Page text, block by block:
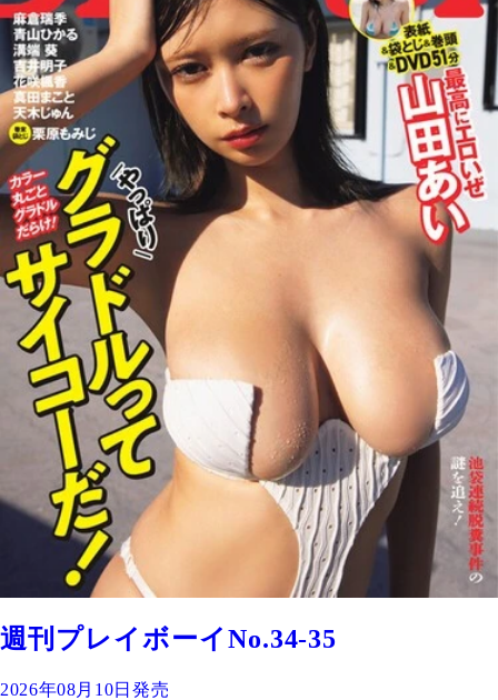
週刊プレイボーイNo.34-35
2026年08月10日発売